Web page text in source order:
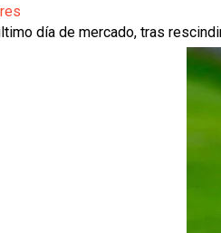
día de mercado, tras